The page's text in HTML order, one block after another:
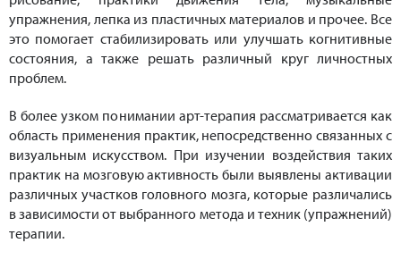
упражнения, лепка из пластичных материалов и прочее. Все
это помогает стабилизировать или улучшать когнитивные
состояния, а также решать различный круг личностных
проблем.
В более узком понимании арт-терапия рассматривается как
область применения практик, непосредственно связанных с
визуальным искусством. При изучении воздействия таких
практик на мозговую активность были выявлены активации
различных участков головного мозга, которые различались
в зависимости от выбранного метода и техник (упражнений)
терапии.